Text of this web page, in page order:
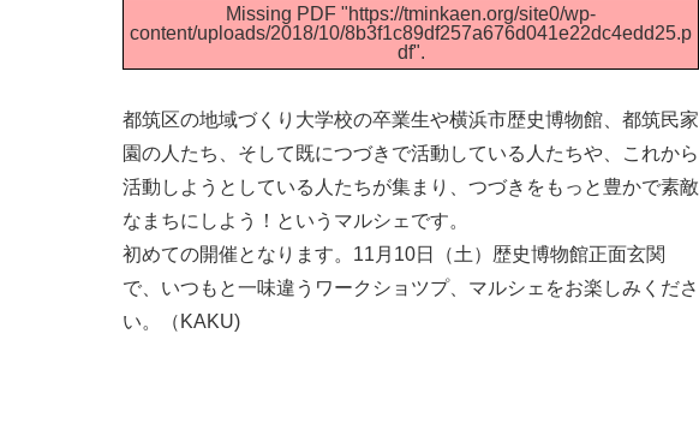
Missing PDF "https://tminkaen.org/site0/wp-
content/uploads/2018/10/8b3f1c89df257a676d041e22dc4edd25.p
df".
都筑区の地域づくり大学校の卒業生や横浜市歴史博物館、都筑民家
園の人たち、そして既につづきで活動している人たちや、これから
活動しようとしている人たちが集まり、つづきをもっと豊かで素敵
なまちにしよう！というマルシェです。
初めての開催となります。11月10日（土）歴史博物館正面玄関
で、いつもと一味違うワークショツプ、マルシェをお楽しみくださ
い。（KAKU)